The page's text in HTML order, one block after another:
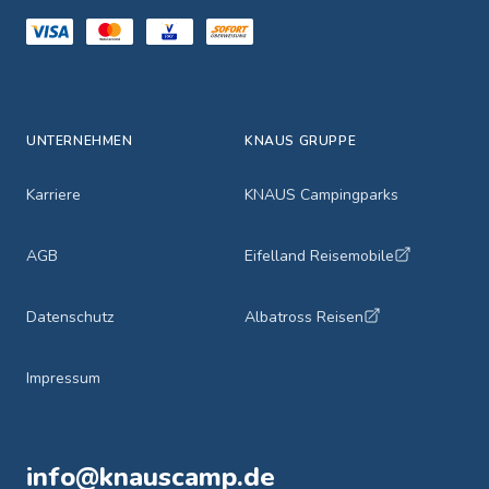
UNTERNEHMEN
Karriere
AGB
Datenschutz
Impressum
KNAUS GRUPPE
KNAUS Campingparks
Eifelland Reisemobile
Albatross Reisen
info@knauscamp.de